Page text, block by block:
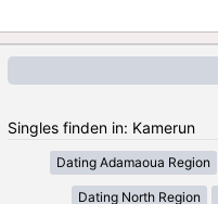
Singles finden in: Kamerun
Dating Adamaoua Region
Dating North Region